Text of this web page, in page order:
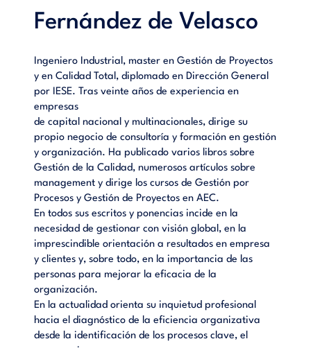
Fernández de Velasco
Ingeniero Industrial, master en Gestión de Proyectos
y en Calidad Total, diplomado en Dirección General
por IESE. Tras veinte años de experiencia en
empresas
de capital nacional y multinacionales, dirige su
propio negocio de consultoría y formación en gestión
y organización. Ha publicado varios libros sobre
Gestión de la Calidad, numerosos artículos sobre
management y dirige los cursos de Gestión por
Procesos y Gestión de Proyectos en AEC.
En todos sus escritos y ponencias incide en la
necesidad de gestionar con visión global, en la
imprescindible orientación a resultados en empresa
y clientes y, sobre todo, en la importancia de las
personas para mejorar la eficacia de la
organización.
En la actualidad orienta su inquietud profesional
hacia el diagnóstico de la eficiencia organizativa
desde la identificación de los procesos clave, el